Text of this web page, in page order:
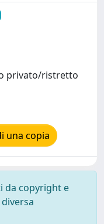
privato/ristretto
una copia
da copyright e